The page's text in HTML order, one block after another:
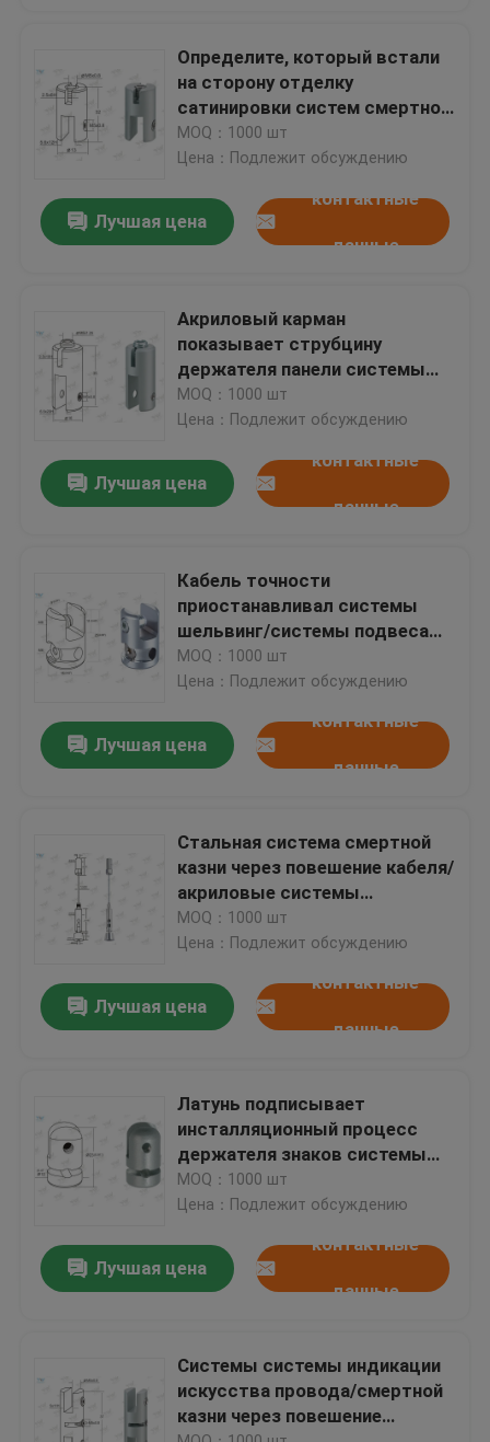
Продукты
Ролики
О нас
Проверка качества
Спросите цитату
Грипперс кабеля воздушных судн
Грипперс регулируемого кабеля
Определите, который встали
на сторону отделку
сатинировки систем смертной
казни через повешение знака
кабеля для крытых
MOQ：1000 шт
Цена：Подлежит обсуждению
Лучшая цена
контактные
данные
Акриловый карман
показывает струбцину
держателя панели системы
смертной казни через
повешение кабеля
MOQ：1000 шт
Цена：Подлежит обсуждению
Лучшая цена
контактные
данные
Кабель точности
приостанавливал системы
шельвинг/системы подвеса
кабеля воздушных судн
MOQ：1000 шт
Цена：Подлежит обсуждению
Лучшая цена
контактные
данные
Стальная система смертной
казни через повешение кабеля/
акриловые системы
индикации для изображений
вида
MOQ：1000 шт
Цена：Подлежит обсуждению
Лучшая цена
контактные
данные
Латунь подписывает
инсталляционный процесс
держателя знаков системы
смертной казни через
повешение кабеля струбцины
MOQ：1000 шт
Цена：Подлежит обсуждению
Лучшая цена
контактные
данные
Системы системы индикации
искусства провода/смертной
казни через повешение